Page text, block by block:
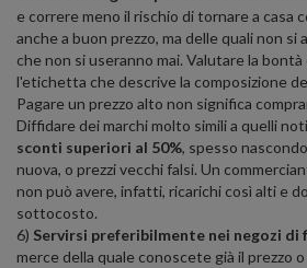
e correre meno il rischio di tornare a casa
anche a buon prezzo, ma delle quali non si
che non si useranno mai. Valutare la
l'etichetta che descrive la composizione
Pagare un prezzo alto non significa
Diffidare dei marchi molto simili a quelli
sconti superiori al 50%, spesso
nuova, o prezzi vecchi falsi. Un
non può avere, infatti, ricarichi così alti e
sottocosto.
6) Servirsi preferibilmente nei negozi di
merce della quale conoscete già il prezzo